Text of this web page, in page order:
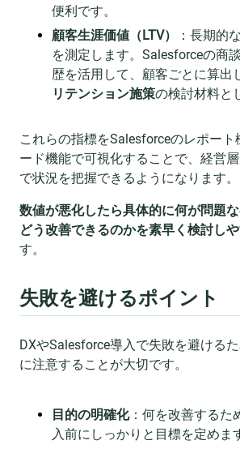
便利です。
顧客生涯価値（LTV）
：長期的
を測定します。Salesforceの商
歴を活用して、顧客ごとに算出
リテンション施策の検討材料と
これらの指標をSalesforceのレポー
ード機能で可視化することで、経営
で状況を把握できるようになります。
数値が悪化したら具体的に何が問題
どう改善できるのかを素早く検討し
す。
失敗を避けるポイント
DXやSalesforce導入で失敗を避ける
に注意することが大切です。
目的の明確化：何を改善するた
入前にしっかりと目標を定めま